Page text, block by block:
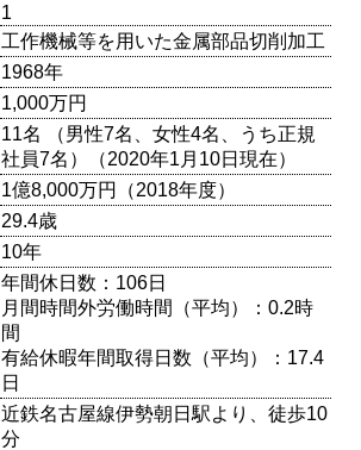
1
工作機械等を用いた金属部品切削加工
1968年
1,000万円
11名 （男性7名、女性4名、うち正規
社員7名）（2020年1月10日現在）
1億8,000万円（2018年度）
29.4歳
10年
年間休日数：106日
月間時間外労働時間（平均）：0.2時
間
有給休暇年間取得日数（平均）：17.4
日
近鉄名古屋線伊勢朝日駅より、徒歩10
分